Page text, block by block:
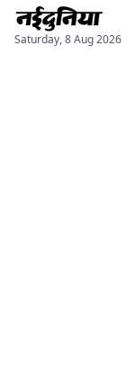
Saturday, 8 Aug 2026